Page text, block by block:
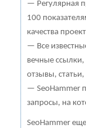
— Регулярная
100
качества
— Все
вечные
отзывы,
— SeoHammer
запросы, на
SeoHammer